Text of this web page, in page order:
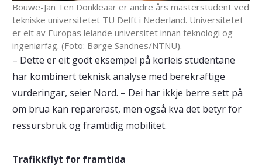
Bouwe-Jan Ten Donkleaar er andre års masterstudent ved
tekniske universitetet TU Delft i Nederland. Universitetet
er eit av Europas leiande universitet innan teknologi og
ingeniørfag. (Foto: Børge Sandnes/NTNU).
– Dette er eit godt eksempel på korleis studentane
har kombinert teknisk analyse med berekraftige
vurderingar, seier Nord. – Dei har ikkje berre sett på
om brua kan reparerast, men også kva det betyr for
ressursbruk og framtidig mobilitet.
Trafikkflyt for framtida